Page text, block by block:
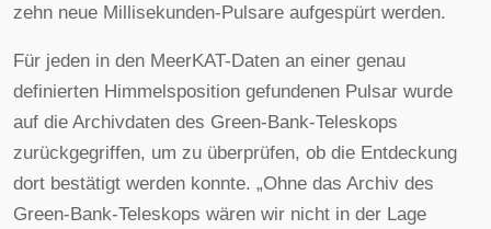
zehn neue Millisekunden-Pulsare aufgespürt werden.
Für jeden in den MeerKAT-Daten an einer genau
definierten Himmelsposition gefundenen Pulsar wurde
auf die Archivdaten des Green-Bank-Teleskops
zurückgegriffen, um zu überprüfen, ob die Entdeckung
dort bestätigt werden konnte. „Ohne das Archiv des
Green-Bank-Teleskops wären wir nicht in der Lage